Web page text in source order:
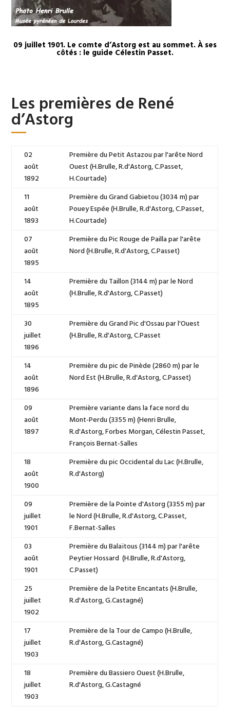
09 juillet 1901. Le comte d’Astorg est au sommet. À ses
côtés : le guide Célestin Passet.
Les premières de René
d’Astorg
02
août
1892
Première du Petit Astazou par l'arête Nord
Ouest (H.Brulle, R.d'Astorg, C.Passet,
H.Courtade)
11
août
1893
Première du Grand Gabietou (3034 m) par
Pouey Espée (H.Brulle, R.d'Astorg, C.Passet,
H.Courtade)
07
août
1895
Première du Pic Rouge de Pailla par l'arête
Nord (H.Brulle, R.d'Astorg, C.Passet)
14
août
1895
Première du Taillon (3144 m) par le Nord
(H.Brulle, R.d'Astorg, C.Passet)
30
juillet
1896
Première du Grand Pic d'Ossau par l'Ouest
(H.Brulle, R.d'Astorg, C.Passet
14
août
1896
Première du pic de Pinède (2860 m) par le
Nord Est (H.Brulle, R.d'Astorg, C.Passet)
09
août
1897
Première variante dans la face nord du
Mont-Perdu (3355 m) (Henri Brulle,
R.d'Astorg, Forbes Morgan, Célestin Passet,
François Bernat-Salles
18
août
1900
Première du pic Occidental du Lac (H.Brulle,
R.d'Astorg)
09
juillet
1901
Première de la Pointe d'Astorg (3355 m) par
le Nord (H.Brulle, R.d'Astorg, C.Passet,
F.Bernat-Salles
03
août
1901
Première du Balaïtous (3144 m) par l'arête
Peytier Hossard (H.Brulle, R.d'Astorg,
C.Passet)
25
juillet
1902
Première de la Petite Encantats (H.Brulle,
R.d'Astorg, G.Castagné)
17
juillet
1903
Première de la Tour de Campo (H.Brulle,
R.d'Astorg, G.Castagné)
18
juillet
1903
Première du Bassiero Ouest (H.Brulle,
R.d'Astorg, G.Castagné